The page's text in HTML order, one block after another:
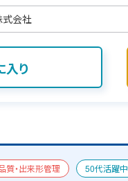
会社
入り
質・出来形管理 50代活躍中